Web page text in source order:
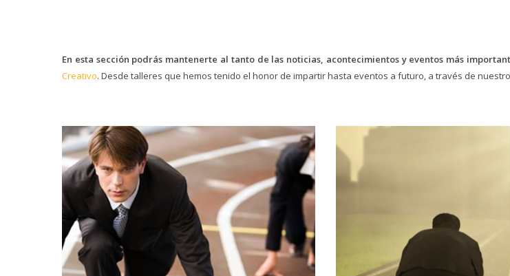
En esta sección podrás mantenerte al tanto de las noticias, acontecimientos y eventos más
Creativo. Desde talleres que hemos tenido el honor de impartir hasta eventos a futuro, a través de
09/02/2021
LA PRETEMPORADA
25/05/2020